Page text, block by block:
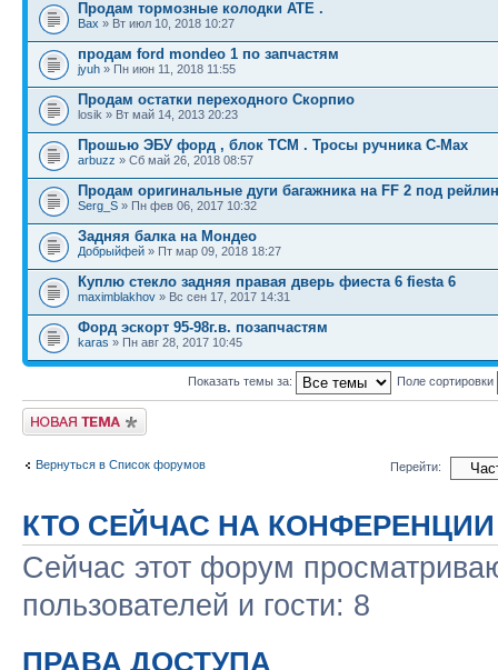
Продам тормозные колодки ATE .
Вах » Вт июл 10, 2018 10:27
продам ford mondeo 1 по запчастям
jyuh » Пн июн 11, 2018 11:55
Продам остатки переходного Скорпио
losik » Вт май 14, 2013 20:23
Прошью ЭБУ форд , блок ТСМ . Тросы ручника С-Max
arbuzz » Сб май 26, 2018 08:57
Продам оригинальные дуги багажника на FF 2 под
Serg_S » Пн фев 06, 2017 10:32
Задняя балка на Мондео
Добрыйфей » Пт мар 09, 2018 18:27
Куплю стекло задняя правая дверь фиеста 6 fiesta 6
maximblakhov » Вс сен 17, 2017 14:31
Форд эскорт 95-98г.в. позапчастям
karas » Пн авг 28, 2017 10:45
Показать темы за: Поле сортировки
Новая тема
Вернуться в Список форумов Перейти:
КТО СЕЙЧАС НА КОНФЕРЕНЦИИ
Сейчас этот форум
пользователей и гости: 8
ПРАВА ДОСТУПА